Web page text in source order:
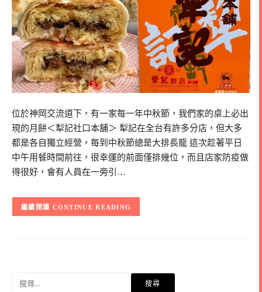
位於神岡交流道下，有一家每一年中秋節，我們家的桌上必出
現的月餅＜犁記社口本舖＞ 犁記在全台有許多分店，但大多
都是各自獨立經營，每到中秋節總是大排長龍 這次趁著平日
中午用餐時間前往，很幸運的前面僅排幾位，而且店家防疫做
得很好，會有人員在一旁引…
CONTINUE READING